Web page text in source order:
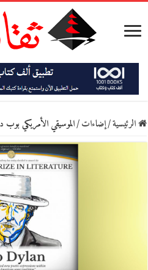
الرئيسية/إضاءات/الموسيقي الأمريكي بوب